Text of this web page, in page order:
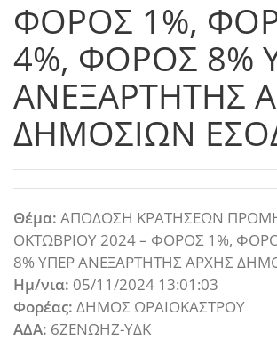
ΦΟΡΟΣ 1%,
4%, ΦΟΡΟΣ 8%
ΑΝΕΞΑΡΤΗΤΗΣ
ΔΗΜΟΣΙΩΝ
Θέμα: ΑΠΟΔΟΣΗ ΚΡΑΤΗΣΕΩΝ
ΟΚΤΩΒΡΙΟΥ 2024 – ΦΟΡΟΣ 1%,
8% ΥΠΕΡ ΑΝΕΞΑΡΤΗΤΗΣ ΑΡΧΗΣ
Ημ/νια: 05/11/2024 13:01:03
Φορέας: ΔΗΜΟΣ ΩΡΑΙΟΚΑΣΤΡΟΥ
ΑΔΑ: 6ΖΕΝΩΗΖ-ΥΔΚ